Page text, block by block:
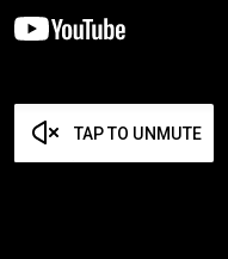
TAP TO UNMUTE